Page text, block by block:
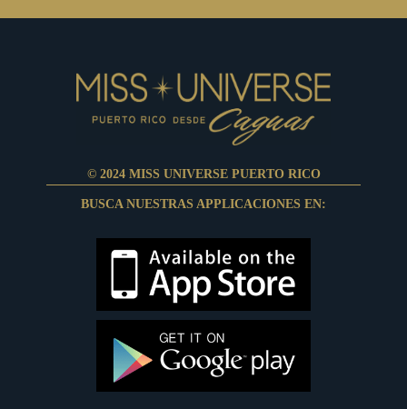
© 2024 MISS UNIVERSE PUERTO RICO
BUSCA NUESTRAS APPLICACIONES EN: